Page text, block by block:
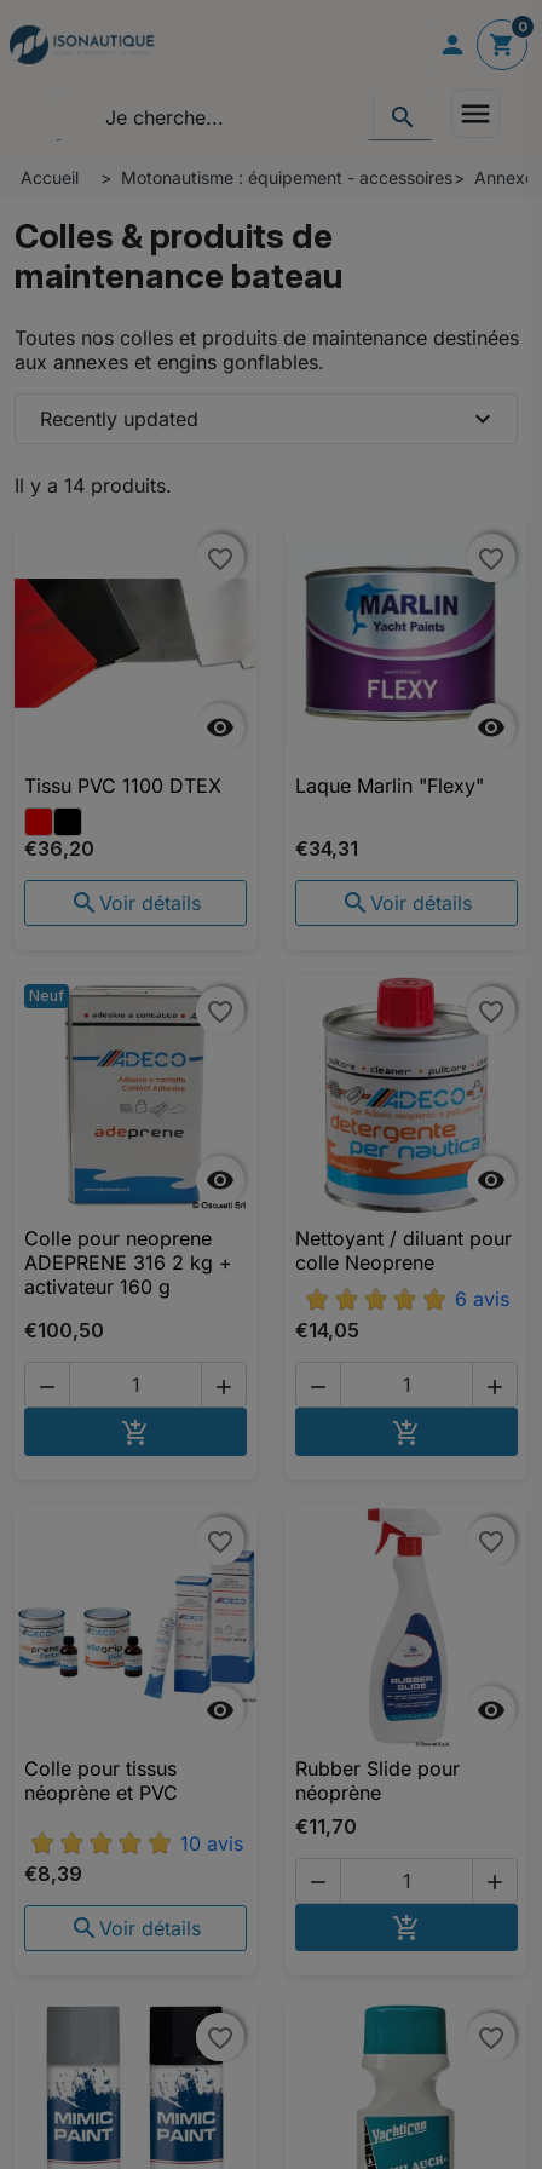
 shopping_cart
0
search menu
Accueil Motonautisme : équipement - accessoires
Colles & produits de
maintenance bateau
Toutes nos colles et produits de maintenance destinées
aux annexes et engins gonflables.
Il y a 14 produits.
Recently updated expand_more

favorite_border
favorite_border
Tissu PVC 1100 DTEX
€36,20
 Voir détails

favorite_border
favorite_border
Laque Marlin "Flexy"
€34,31
 Voir détails
Neuf

favorite_border
favorite_border
Colle pour neoprene
ADEPRENE 316 2 kg +
activateur 160 g
€100,50
 


favorite_border
favorite_border
Nettoyant / diluant pour
colle Neoprene
6 avis
€14,05
 


favorite_border
favorite_border
Colle pour tissus
néoprène et PVC
10 avis
€8,39
 Voir détails

favorite_border
favorite_border
Rubber Slide pour
néoprène
€11,70
 

favorite_border
favorite_border favorite_border
favorite_border